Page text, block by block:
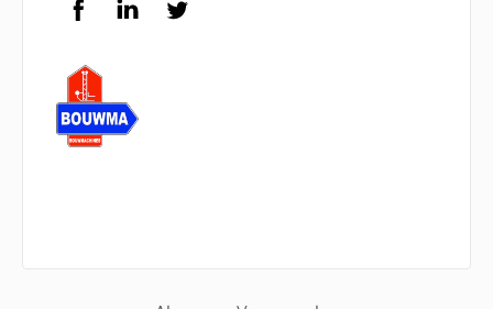
FAQFacebookLinkedInTwitter